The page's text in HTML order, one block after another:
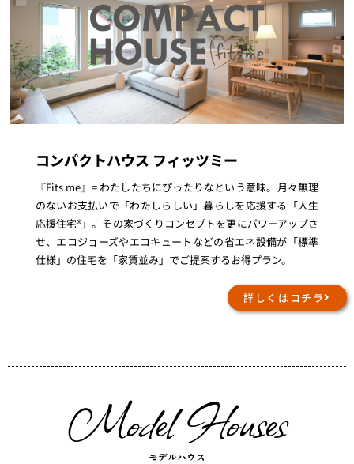
コンパクトハウス フィッツミー
『Fits me』= わたしたちにぴったりなという意味。月々無理
のないお支払いで「わたしらしい」暮らしを応援する「人生
応援住宅®」。その家づくりコンセプトを更にパワーアップさ
せ、エコジョーズやエコキュートなどの省エネ設備が「標準
仕様」の住宅を「家賃並み」でご提案するお得プラン。
詳しくはコチラ
Model Houses
モデルハウス